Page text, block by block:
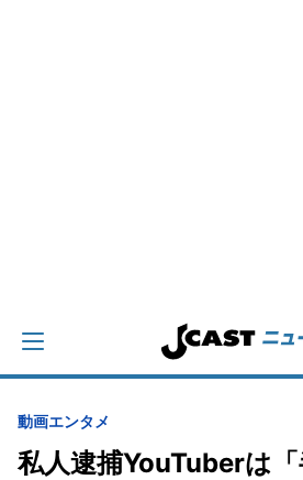
動画エンタメ
私人逮捕YouTuberは